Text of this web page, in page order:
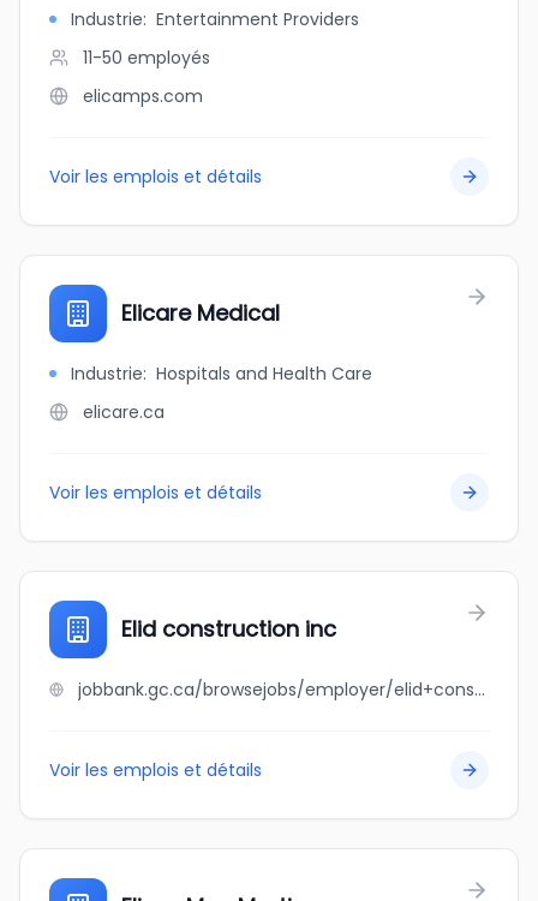
Industrie: Entertainment Providers
11-50 employés
elicamps.com
Voir les emplois et détails
Elicare Medical
Industrie: Hospitals and Health Care
elicare.ca
Voir les emplois et détails
Elid construction inc
jobbank.gc.ca/browsejobs/employer/elid+construction+inc/ca
Voir les emplois et détails